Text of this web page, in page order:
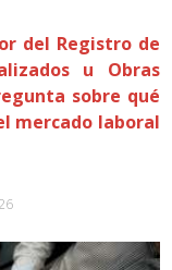
del Registro de
u Obras
sobre qué
mercado laboral